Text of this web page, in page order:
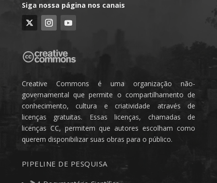
Siga nossa página nos canais
Creative Commons é uma organização não-
governamental que permite o compartilhamento de
conhecimento, cultura e criatividade através de
licenças gratuitas. Essas licenças, chamadas de
licenças CC, permitem que autores escolham como
querem disponibilizar suas obras para o público.
PIPELINE DE PESQUISA